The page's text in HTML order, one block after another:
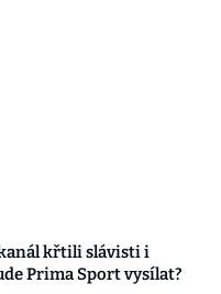
křtili slávisti i
Prima Sport vysílat?